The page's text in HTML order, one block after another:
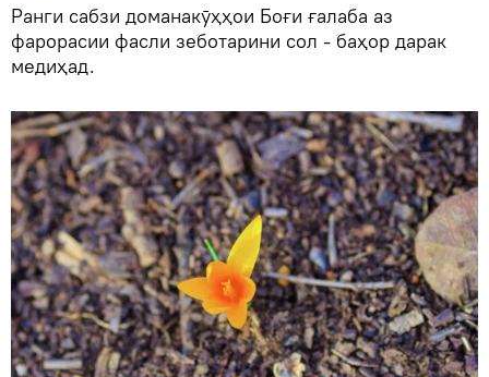
Ранги сабзи доманакӯҳҳои Боғи ғалаба аз
фарорасии фасли зеботарини сол - баҳор дарак
медиҳад.